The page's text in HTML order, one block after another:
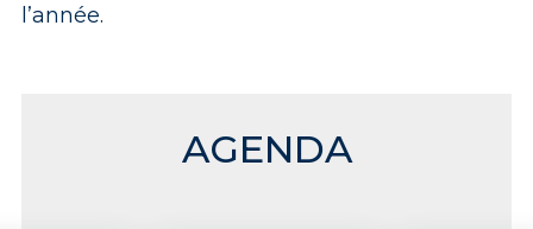
l’année.
AGENDA